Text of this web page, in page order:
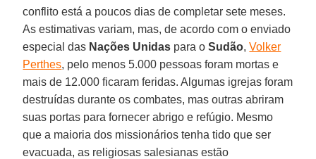
conflito está a poucos dias de completar sete meses.
As estimativas variam, mas, de acordo com o enviado
especial das Nações Unidas para o Sudão, Volker
Perthes, pelo menos 5.000 pessoas foram mortas e
mais de 12.000 ficaram feridas. Algumas igrejas foram
destruídas durante os combates, mas outras abriram
suas portas para fornecer abrigo e refúgio. Mesmo
que a maioria dos missionários tenha tido que ser
evacuada, as religiosas salesianas estão